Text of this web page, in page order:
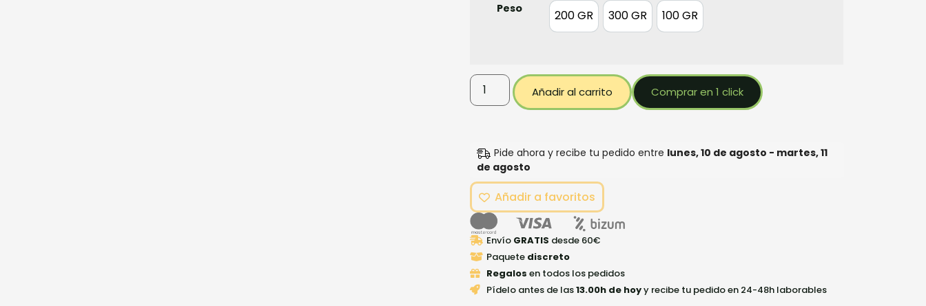
Peso 200 GR
200 GR
300 GR
300 GR
100 GR
100 GR
Añadir al carrito Comprar en 1 click
Pide ahora y recibe tu pedido entre lunes, 10 de agosto - martes, 11
de agosto
Añadir a favoritos
Envío GRATIS desde 60€
Paquete discreto
Regalos en todos los pedidos
Pídelo antes de las13.00h de hoyy recibe tu pedido en 24-48h laborables